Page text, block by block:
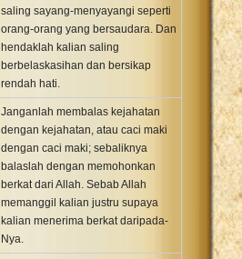
saling sayang-menyayangi seperti
orang-orang yang bersaudara. Dan
hendaklah kalian saling
berbelaskasihan dan bersikap
rendah hati.
Janganlah membalas kejahatan
dengan kejahatan, atau caci maki
dengan caci maki; sebaliknya
balaslah dengan memohonkan
berkat dari Allah. Sebab Allah
memanggil kalian justru supaya
kalian menerima berkat daripada-
Nya.